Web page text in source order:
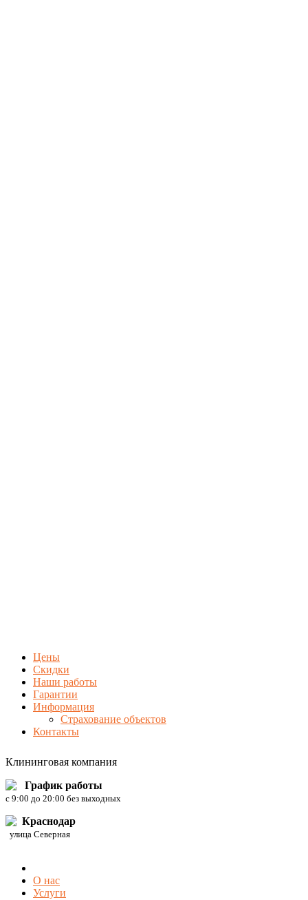
Цены
Скидки
Наши работы
Гарантии
Информация
Страхование объектов
Контакты
Клининговая компания
График работы
c 9:00 до 20:00 без выходных
Краснодар
улица Северная
О нас
Услуги